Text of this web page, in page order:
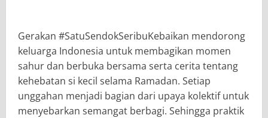
Gerakan #SatuSendokSeribuKebaikan mendorong
keluarga Indonesia untuk membagikan momen
sahur dan berbuka bersama serta cerita tentang
kehebatan si kecil selama Ramadan. Setiap
unggahan menjadi bagian dari upaya kolektif untuk
menyebarkan semangat berbagi. Sehingga praktik